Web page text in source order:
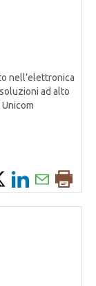
nell’elettronica
ad alto